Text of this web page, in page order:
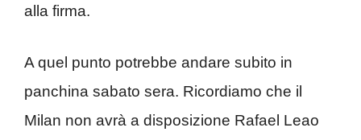
alla firma.
A quel punto potrebbe andare subito in
panchina sabato sera. Ricordiamo che il
Milan non avrà a disposizione Rafael Leao